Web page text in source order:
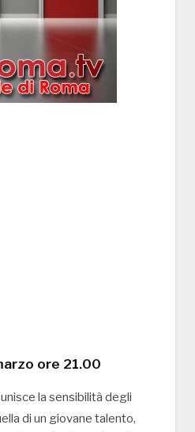
ore 21.00
la sensibilità degli
di un giovane talento,